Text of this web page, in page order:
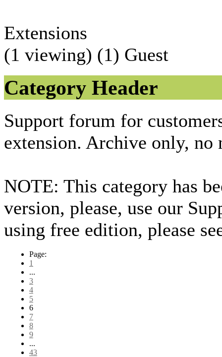
Extensions
(1 viewing) (1) Guest
Category Header
Support forum for
extension. Archive only, no
NOTE: This category has
version, please, use our
using free edition, please
Page:
1
...
3
4
5
6
7
8
9
...
43